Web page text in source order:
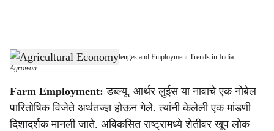
h
a
r
Return to Agriculture: Economic Challenges and Employment Trends in India -
Agrowon
Farm Employment: डब्ल्यू. आर्थर लुईस या नावाचे एक नोबेल
पारितोषिक विजेते अर्थतज्ज्ञ होऊन गेले. त्यांनी केलेली एक मांडणी
दिशादर्शक मानली जाते. अविकसित राष्ट्रामध्ये शेतीवर खूप लोक